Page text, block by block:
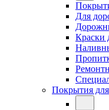
Для
Краски
Покрытия